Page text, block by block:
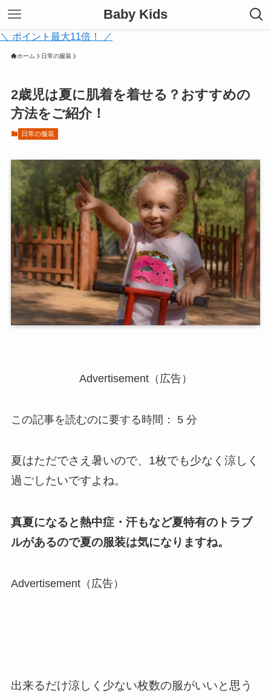
Baby Kids
＼ ポイント最大11倍！ ／
ホーム 日常の服装
2歳児は夏に肌着を着せる？おすすめの
方法をご紹介！
日常の服装
Advertisement（広告）
この記事を読むのに要する時間： 5 分
夏はただでさえ暑いので、1枚でも少なく涼しく
過ごしたいですよね。
真夏になると熱中症・汗もなど夏特有のトラブ
ルがあるので夏の服装は気になりますね。
Advertisement（広告）
出来るだけ涼しく少ない枚数の服がいいと思う